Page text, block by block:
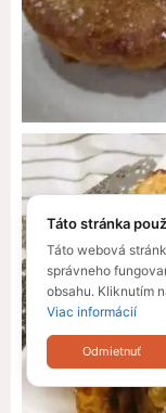
Táto stránka
Táto webová
správneho
obsahu. Kliknutím
Viac informácií
Odmietnuť